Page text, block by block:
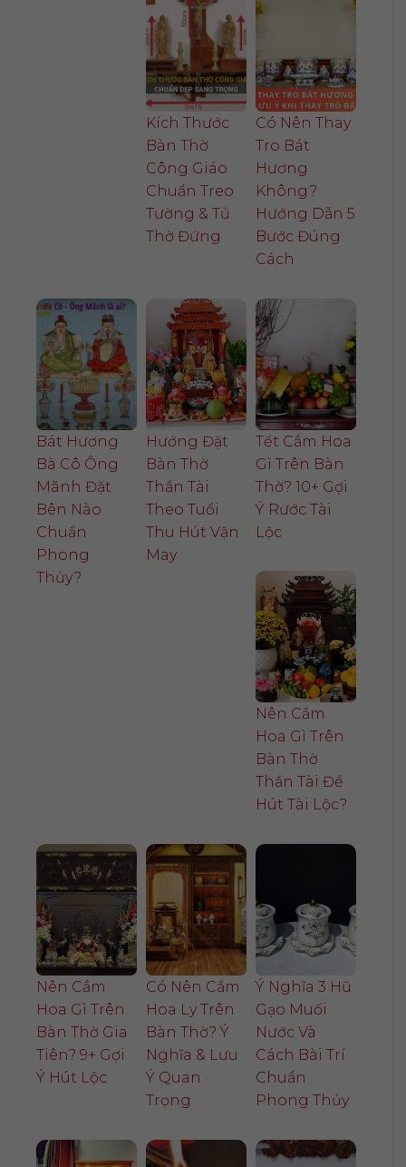
Kích Thước
Bàn Thờ
Công Giáo
Chuẩn Treo
Tường & Tủ
Thờ Đứng
Có Nên Thay
Tro Bát
Hương
Không?
Hướng Dẫn 5
Bước Đúng
Cách
Bát Hương
Bà Cô Ông
Mãnh Đặt
Bên Nào
Chuẩn
Phong
Thủy?
Hướng Đặt
Bàn Thờ
Thần Tài
Theo Tuổi
Thu Hút Vận
May
Tết Cắm Hoa
Gì Trên Bàn
Thờ? 10+ Gợi
Ý Rước Tài
Lộc
Nên Cắm
Hoa Gì Trên
Bàn Thờ
Thần Tài Để
Hút Tài Lộc?
Nên Cắm
Hoa Gì Trên
Bàn Thờ Gia
Tiên? 9+ Gợi
Ý Hút Lộc
Có Nên Cắm
Hoa Ly Trên
Bàn Thờ? Ý
Nghĩa & Lưu
Ý Quan
Trọng
Ý Nghĩa 3 Hũ
Gạo Muối
Nước Và
Cách Bài Trí
Chuẩn
Phong Thủy